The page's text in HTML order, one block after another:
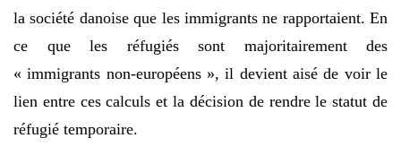
la société danoise que les immigrants ne rapportaient. En
ce que les réfugiés sont majoritairement des
« immigrants non-européens », il devient aisé de voir le
lien entre ces calculs et la décision de rendre le statut de
réfugié temporaire.